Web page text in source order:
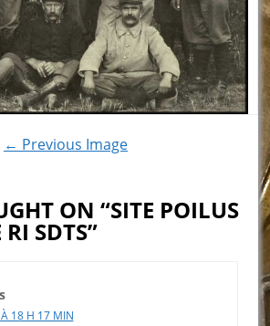
← Previous Image
ON “SITE POILUS
SDTS”
18 H 17 MIN